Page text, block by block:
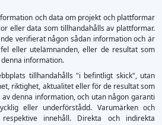
och data om projekt och plattformar
eller data som tillhandahålls av plattformar.
verifierat någon sådan information och är
eller utelämnanden, eller de resultat som
information.
tillhandahålls "i befintligt skick", utan
riktighet, aktualitet eller för de resultat som
denna information, och utan någon garanti
eller underförstådd. Varumärken och
innehåll. Direkta och indirekta